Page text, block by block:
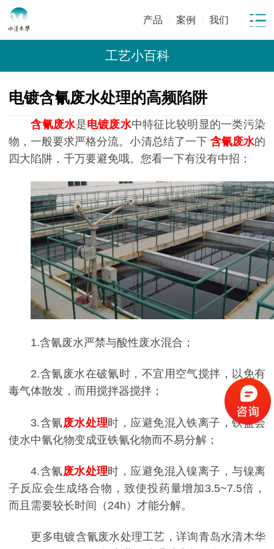
产品 案例 我们
工艺小百科
电镀含氰废水处理的高频陷阱
含氰废水是电镀废水中特征比较明显的一类污染
物，一般要求严格分流。小清总结了一下 含氰废水的
四大陷阱，千万要避免哦。您看一下有没有中招：
1.含氰废水严禁与酸性废水混合；
2.含氰废水在破氰时，不宜用空气搅拌，以免有
毒气体散发，而用搅拌器搅拌；
3.含氰 废水处理时，应避免混入铁离子，铁盐会
使水中氰化物变成亚铁氰化物而不易分解；
4.含氰 废水处理时，应避免混入镍离子，与镍离
子反应会生成络合物，致使投药量增加3.5~7.5倍，
而且需要较长时间（24h）才能分解。
更多电镀含氰废水处理工艺，详询青岛水清木华